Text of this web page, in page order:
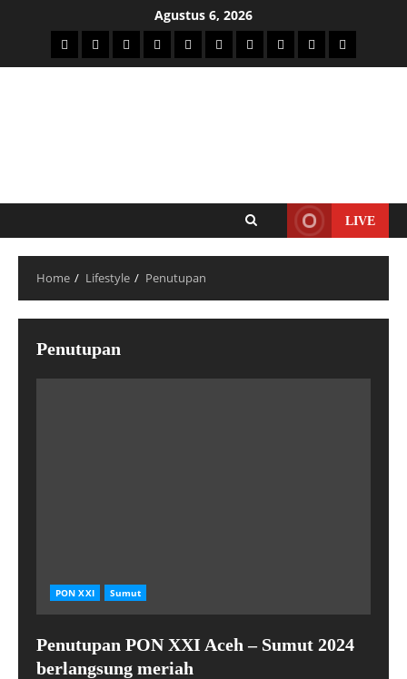
Agustus 6, 2026
LIVE
Home Lifestyle Penutupan
Penutupan
PON XXI Sumut
Penutupan PON XXI Aceh – Sumut 2024
berlangsung meriah